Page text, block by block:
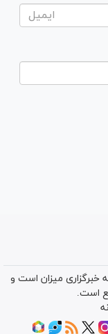
میزان است و
است.